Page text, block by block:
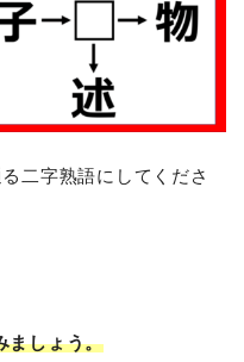
二字熟語にしてくださ
ましょう。